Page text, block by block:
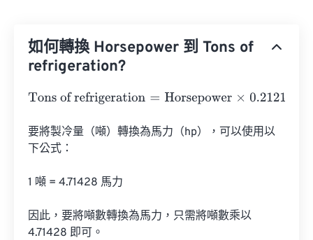
如何轉換 Horsepower 到 Tons of
refrigeration?
Tons of refrigeration=Horsepower×0.212121
要將製冷量（噸）轉換為馬力（hp），可以使用以
下公式：
1 噸 = 4.71428 馬力
因此，要將噸數轉換為馬力，只需將噸數乘以
4.71428 即可。